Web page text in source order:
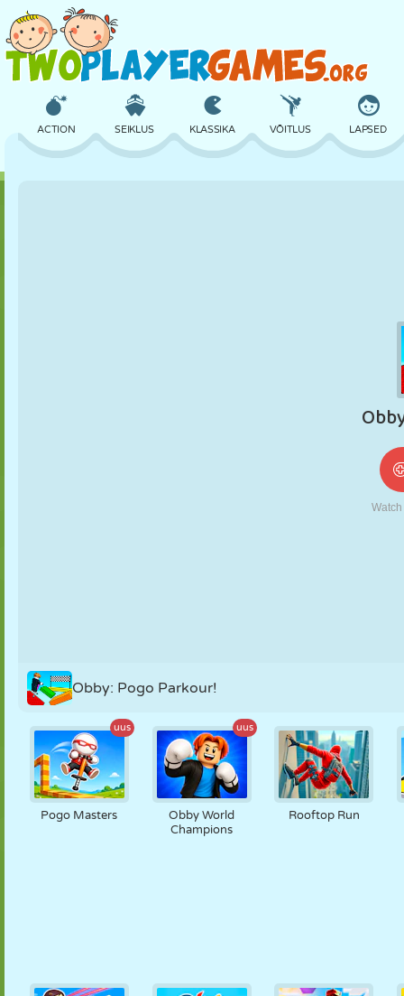
ACTION SEIKLUS KLASSIKA VÕITLUS LAPSED
ROBOT
TRULL
Obby: Pogo Parkour!
uus
Pogo Masters
uus
Obby World
Champions
Rooftop Run